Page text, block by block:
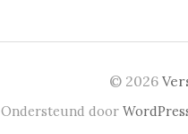
© 2026
Ondersteund door